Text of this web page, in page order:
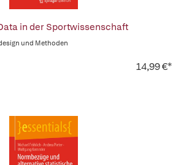
in der Sportwissenschaft
und Methoden
14,99 €*